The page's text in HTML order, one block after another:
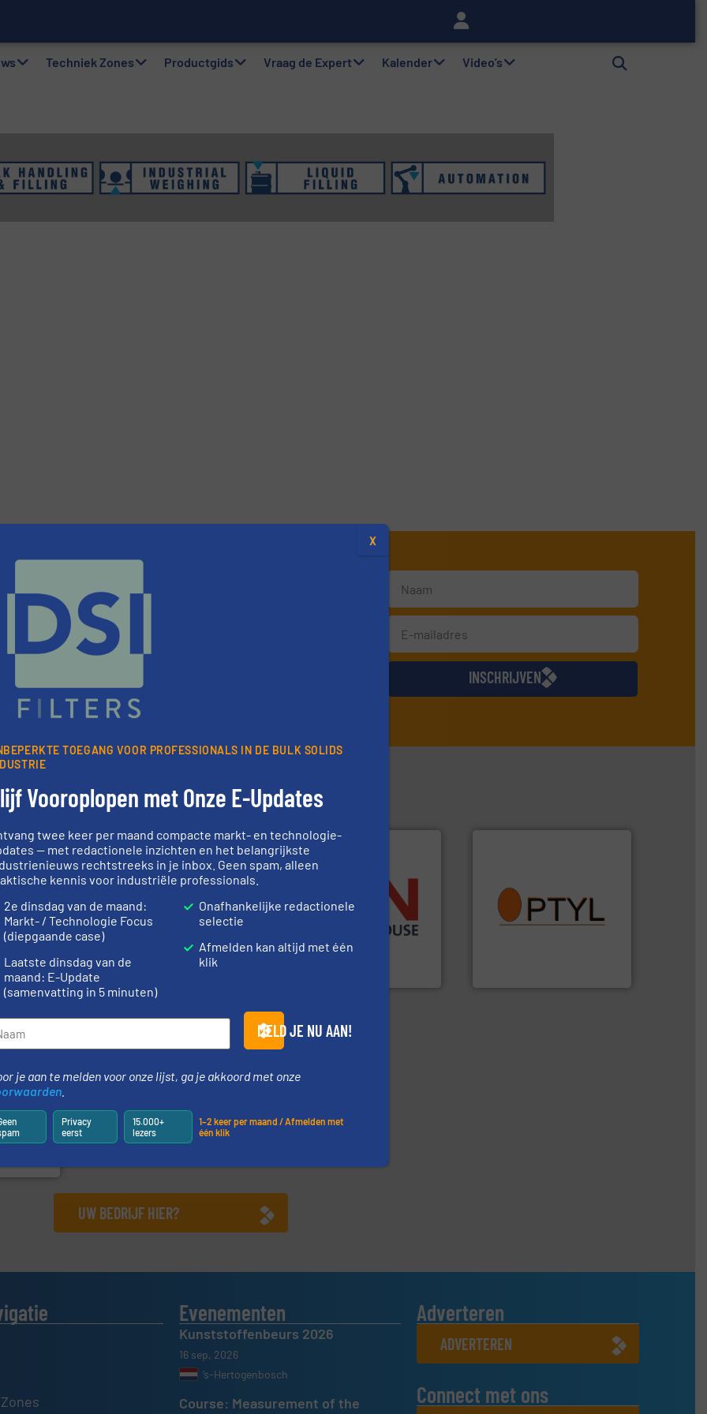
Efficiëntie, kwaliteit en duurzaamheid in één oogopslag
Techniek Zones Productgids Vraag de Expert Kalender Video’s
van de (technische) ontwikkelingen binnen de
voorwaarden
. We versturen maandelijks twee nieuwsbrieven, de maandelijkse
uit de branche en één E-Product nieuwsbrief (iedere tweede
INSCHRIJVEN
Partners
meer
op het
info ➜
Dinnissen BV
Wereldwijd opererend
specialist in innovatieve
procestechnologie en
stortgoedtechnologie.
Trusted by the best”.Meer
Maatwerk in componenten
voor de voedings-, dairy,
plastic-, (petro) chemische,
mineralen-, energie en
biomassa industrieën.
van officiële mg/Nm³ tot
QAL1 metingen: Optyl is het
aanspreekpunt voor uw
vragen omtrent stof.Meer
,
die
UW BEDRIJF HIER?
Evenementen
Kunststoffenbeurs 2026
16 sep, 2026
’s-Hertogenbosch
Course: Measurement of the
Adverteren
ADVERTEREN
Connect met ons
TOEGANG VOOR PROFESSIONALS IN DE BULK SOLIDS
Vooroplopen met Onze E-Updates
twee keer per maand compacte markt- en technologie-
— met redactionele inzichten en het belangrijkste
rechtstreeks in je inbox. Geen spam, alleen
kennis voor industriële professionals.
2e dinsdag van de maand:
Markt- / Technologie Focus
(diepgaande case)
Laatste dinsdag van de
maand: E-Update
(samenvatting in 5 minuten)
Onafhankelijke redactionele
selectie
Afmelden kan altijd met één
klik
MELD JE NU AAN!
je aan te melden voor onze lijst, ga je akkoord met onze
Privacy
eerst
15.000+
lezers
1–2 keer per maand / Afmelden met
één klik
X